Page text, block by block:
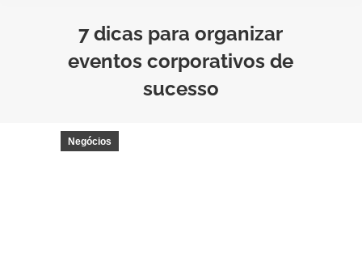
7 dicas para organizar
eventos corporativos de
sucesso
Negócios